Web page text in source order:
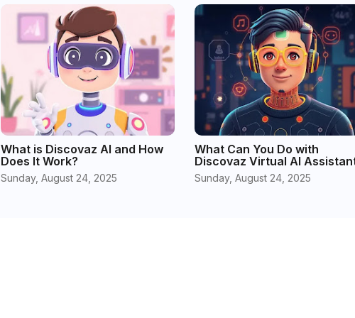
What is Discovaz AI and How
Does It Work?
Sunday, August 24, 2025
What Can You Do with
Discovaz Virtual AI
Sunday, August 24, 2025